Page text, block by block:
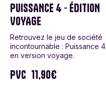
PUISSANCE 4 - ÉDITION
VOYAGE
Retrouvez le jeu de société
incontournable : Puissance 4,
en version voyage.
PVC 11,90€